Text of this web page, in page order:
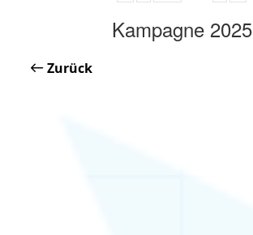
Kampagne 2025
Zurück